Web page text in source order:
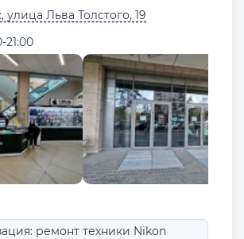
улица Льва Толстого, 19
21:00
ремонт техники Nikon